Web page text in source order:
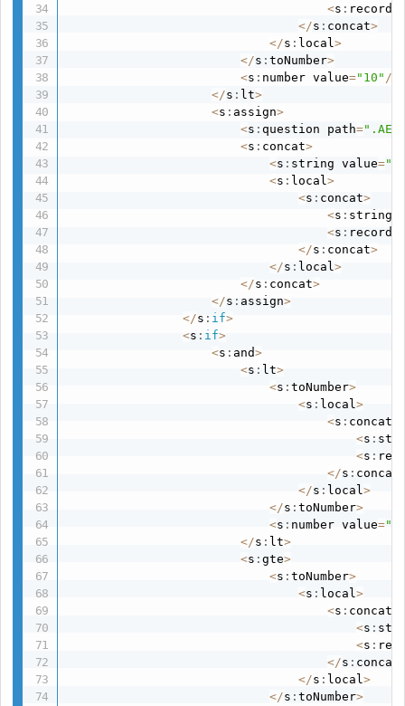
<s :
</s : concat>
</s : local>
</s :toNumber>
<s : number value="10" /
</s : lt>
<s : assign>
<s :question path=
<s : concat>
<s : string value=
<s : local>
<s : concat>
<s : string
<s :
</s : concat>
</s : local>
</s : concat>
</s :assign>
</s : if>
<s : if>
<s : and>
<s : lt>
<s :toNumber>
<s : local>
<s : concat
<s :
<s :
</s : concat
</s : local>
</s :toNumber>
<s : number value=
</s : lt>
<s :gte>
<s :toNumber>
<s : local>
<s : concat
<s :
<s :
</s : concat
</s : local>
</s :toNumber>